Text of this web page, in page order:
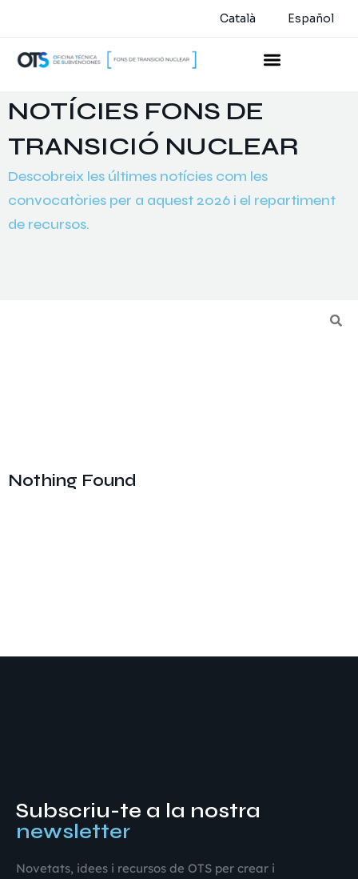
Català Español
NOTÍCIES FONS DE
TRANSICIÓ NUCLEAR
Descobreix les últimes notícies com les
convocatòries per a aquest 2026 i el repartiment
de recursos.
Nothing Found
Subscriu-te a la nostra
newsletter
Novetats, idees i recursos de OTS per crear i